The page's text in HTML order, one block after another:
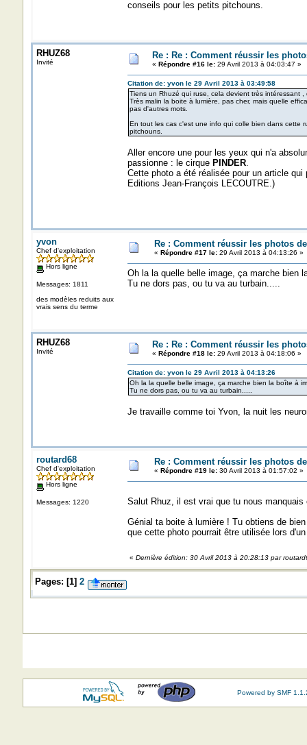
conseils pour les petits pitchouns.
RHUZ68
Invité
Re : Re : Comment réussir les
« Répondre #16 le:29 Avril 2013 à 04:03:47 »
Citation de: yvon le 29 Avril 2013 à 03:49:58
Tiens un Rhuzé qui ruse, cela devient très intéressant
Très malin la boite à lumière, pas cher, mais quelle
pas d'autres mots.
En tout les cas c'est une info qui colle bien dans cette
pitchouns.
Aller encore une pour les yeux qui n'a
passionne : le cirque PINDER.
Cette photo a été réalisée pour un article
Editions Jean-François LECOUTRE.)
yvon
Chef d'exploitation
Hors ligne
Messages: 1811
des modèles reduits aux
vrais sens du terme
Re : Comment réussir les photos
« Répondre #17 le:29 Avril 2013 à 04:13:26 »
Oh la la quelle belle image, ça marche bien
Tu ne dors pas, ou tu va au turbain.....
RHUZ68
Invité
Re : Re : Comment réussir les
« Répondre #18 le:29 Avril 2013 à 04:18:06 »
Citation de: yvon le 29 Avril 2013 à 04:13:26
Oh la la quelle belle image, ça marche bien la boîte à
Tu ne dors pas, ou tu va au turbain.....
Je travaille comme toi Yvon, la nuit les
routard68
Chef d'exploitation
Hors ligne
Messages: 1220
Re : Comment réussir les photos
« Répondre #19 le:30 Avril 2013 à 01:57:02 »
Salut Rhuz, il est vrai que tu nous
Génial ta boite à lumière ! Tu obtiens de
que cette photo pourrait être utilisée lors
« Dernière édition: 30 Avril 2013 à 20:28:13 par
Pages: [1] 2
Powered by SMF